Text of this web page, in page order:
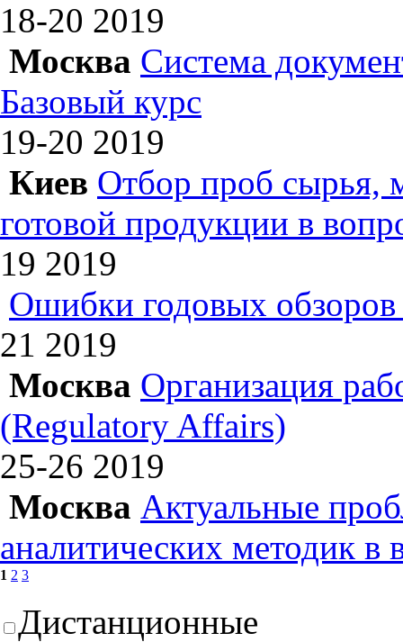
18-20 2019
Москва Система
Базовый курс
19-20 2019
Киев Отбор проб сырья,
готовой продукции в
19 2019
Ошибки годовых обзоров
21 2019
Москва Организация
(Regulatory Affairs)
25-26 2019
Москва Актуальные
аналитических методик в
1 2 3
Дистанционные